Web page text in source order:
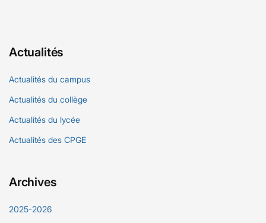
Actualités
Actualités du campus
Actualités du collège
Actualités du lycée
Actualités des CPGE
Archives
2025-2026